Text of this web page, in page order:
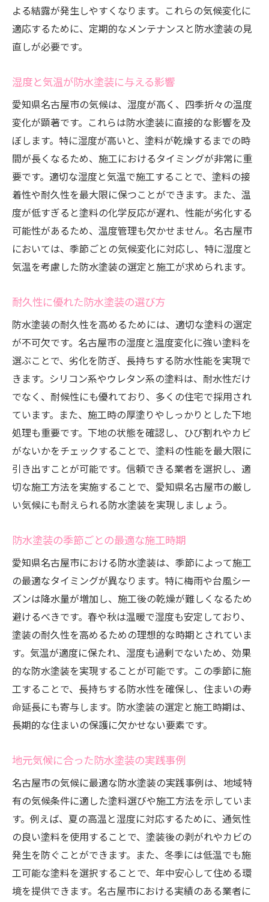
よる結露が発生しやすくなります。これらの気候変化に
適応するために、定期的なメンテナンスと防水塗装の見
直しが必要です。
湿度と気温が防水塗装に与える影響
愛知県名古屋市の気候は、湿度が高く、四季折々の温度
変化が顕著です。これらは防水塗装に直接的な影響を及
ぼします。特に湿度が高いと、塗料が乾燥するまでの時
間が長くなるため、施工におけるタイミングが非常に重
要です。適切な湿度と気温で施工することで、塗料の接
着性や耐久性を最大限に保つことができます。また、温
度が低すぎると塗料の化学反応が遅れ、性能が劣化する
可能性があるため、温度管理も欠かせません。名古屋市
においては、季節ごとの気候変化に対応し、特に湿度と
気温を考慮した防水塗装の選定と施工が求められます。
耐久性に優れた防水塗装の選び方
防水塗装の耐久性を高めるためには、適切な塗料の選定
が不可欠です。名古屋市の湿度と温度変化に強い塗料を
選ぶことで、劣化を防ぎ、長持ちする防水性能を実現で
きます。シリコン系やウレタン系の塗料は、耐水性だけ
でなく、耐候性にも優れており、多くの住宅で採用され
ています。また、施工時の厚塗りやしっかりとした下地
処理も重要です。下地の状態を確認し、ひび割れやカビ
がないかをチェックすることで、塗料の性能を最大限に
引き出すことが可能です。信頼できる業者を選択し、適
切な施工方法を実施することで、愛知県名古屋市の厳し
い気候にも耐えられる防水塗装を実現しましょう。
防水塗装の季節ごとの最適な施工時期
愛知県名古屋市における防水塗装は、季節によって施工
の最適なタイミングが異なります。特に梅雨や台風シー
ズンは降水量が増加し、施工後の乾燥が難しくなるため
避けるべきです。春や秋は温暖で湿度も安定しており、
塗装の耐久性を高めるための理想的な時期とされていま
す。気温が適度に保たれ、湿度も過剰でないため、効果
的な防水塗装を実現することが可能です。この季節に施
工することで、長持ちする防水性を確保し、住まいの寿
命延長にも寄与します。防水塗装の選定と施工時期は、
長期的な住まいの保護に欠かせない要素です。
地元気候に合った防水塗装の実践事例
名古屋市の気候に最適な防水塗装の実践事例は、地域特
有の気候条件に適した塗料選びや施工方法を示していま
す。例えば、夏の高温と湿度に対応するために、通気性
の良い塗料を使用することで、塗装後の剥がれやカビの
発生を防ぐことができます。また、冬季には低温でも施
工可能な塗料を選択することで、年中安心して住める環
境を提供できます。名古屋市における実績のある業者に